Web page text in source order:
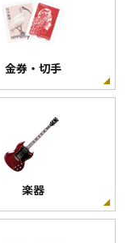
金券・切手
楽器